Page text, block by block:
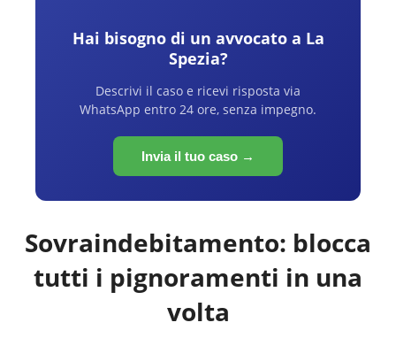
Hai bisogno di un avvocato a La
Spezia?
Descrivi il caso e ricevi risposta via
WhatsApp entro 24 ore, senza impegno.
Invia il tuo caso →
Sovraindebitamento: blocca
tutti i pignoramenti in una
volta